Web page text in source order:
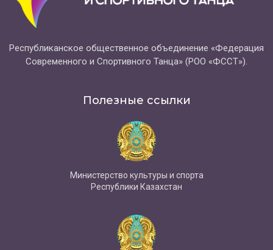
Республиканское общественное объединение «Федерация
Современного и Спортивного Танца» (РОО «ФССТ»).
Полезные ссылки
Министерство культуры и спорта
Республики Казахстан